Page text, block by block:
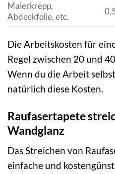
Malerkrepp,
Abdeckfolie, etc.
Die Arbeitskosten für
Regel zwischen 20 und
Wenn du die Arbeit
natürlich diese Kosten.
Raufasertapete
Wandglanz
Das Streichen von
einfache und